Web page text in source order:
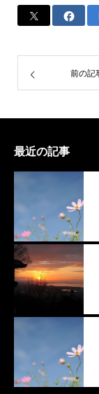
前の記
最近の記事